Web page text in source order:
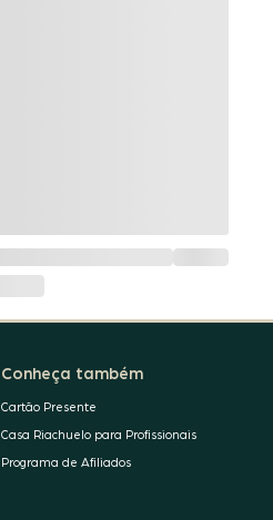
Conheça também
Cartão Presente
Casa Riachuelo para Profissionais
Programa de Afiliados